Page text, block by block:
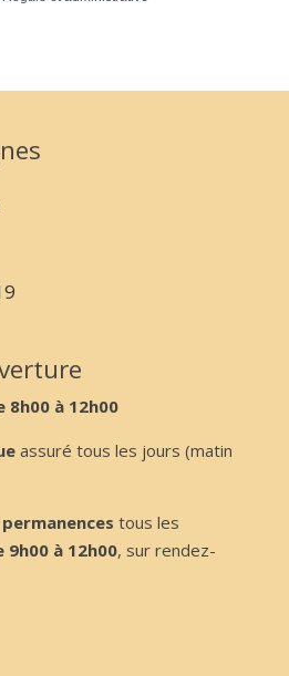
8h00 à 12h00
assuré tous les jours (matin
permanences tous les
à 12h00, sur rendez-